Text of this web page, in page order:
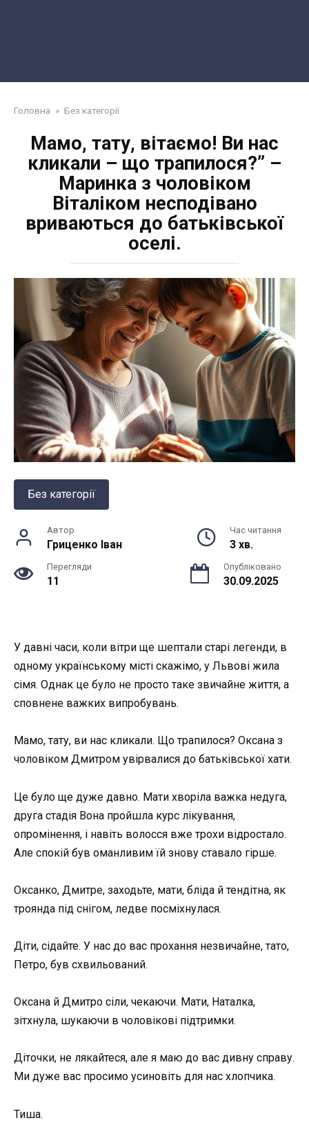
Головна » Без категорії
Мамо, тату, вітаємо! Ви нас
кликали – що трапилося?” –
Маринка з чоловіком
Віталіком несподівано
вриваються до батьківської
оселі.
Без категорії
Автор
Гриценко Іван
Час читання
3 хв.
Перегляди
11
Опубліковано
30.09.2025
У давні часи, коли вітри ще шептали старі легенди, в
одному українському місті скажімо, у Львові жила
сімя. Однак це було не просто таке звичайне життя, а
сповнене важких випробувань.
Мамо, тату, ви нас кликали. Що трапилося? Оксана з
чоловіком Дмитром увірвалися до батьківської хати.
Це було ще дуже давно. Мати хворіла важка недуга,
друга стадія Вона пройшла курс лікування,
опромінення, і навіть волосся вже трохи відростало.
Але спокій був оманливим їй знову ставало гірше.
Оксанко, Дмитре, заходьте, мати, бліда й тендітна, як
троянда під снігом, ледве посміхнулася.
Діти, сідайте. У нас до вас прохання незвичайне, тато,
Петро, був схвильований.
Оксана й Дмитро сіли, чекаючи. Мати, Наталка,
зітхнула, шукаючи в чоловікові підтримки.
Діточки, не лякайтеся, але я маю до вас дивну справу.
Ми дуже вас просимо усиновіть для нас хлопчика.
Тиша.